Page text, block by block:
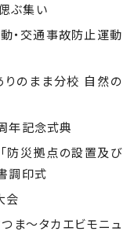
ぶ集い
・交通事故防止運動
のまま分校 自然の
年記念式典
防災拠点の設置及び
調印式
会
ま～タカエビモニュ